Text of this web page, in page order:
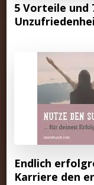
5 Vorteile und
Endlich
Karriere den